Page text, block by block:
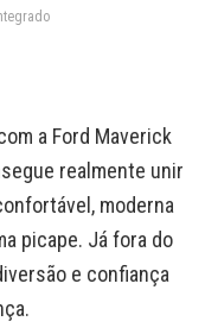
a Ford Maverick
realmente unir
moderna
picape. Já fora do
e confiança